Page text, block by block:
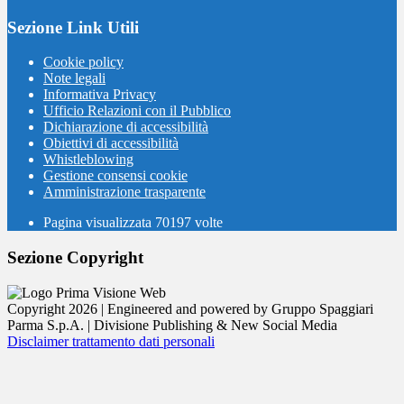
Sezione Link Utili
Cookie policy
Note legali
Informativa Privacy
Ufficio Relazioni con il Pubblico
Dichiarazione di accessibilità
Obiettivi di accessibilità
Whistleblowing
Gestione consensi cookie
Amministrazione trasparente
Pagina visualizzata 70197 volte
Sezione Copyright
Copyright 2026 | Engineered and powered by Gruppo Spaggiari
Parma S.p.A. | Divisione Publishing & New Social Media
Disclaimer trattamento dati personali